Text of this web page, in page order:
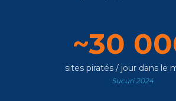
~30
sites piratés / jour dans le
Sucuri 2024